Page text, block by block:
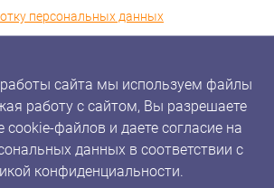
персональных данных
сайта мы используем файлы
работу с сайтом, Вы разрешаете
cookie-файлов и даете согласие на
данных в соответствии с
конфиденциальности.